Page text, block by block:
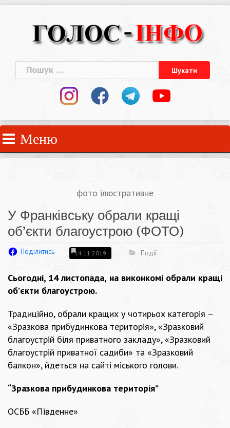
Пошук:
Меню
фото ілюстративне
У Франківську обрали кращі
об’єкти благоустрою (ФОТО)
Поділитись 14.11.2019 Події
Сьогодні, 14 листопада, на виконкомі обрали кращі
об’єкти благоустрою.
Традиційно, обрали кращих у чотирьох категорія –
«Зразкова прибудинкова територія», «Зразковий
благоустрій біля приватного закладу», «Зразковий
благоустрій приватної садиби» та «Зразковий
балкон», йдеться на сайті міського голови.
“Зразкова прибудинкова територія”
ОСББ «Південне»